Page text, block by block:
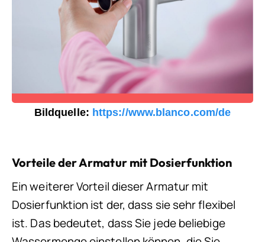
Bildquelle: https://www.blanco.com/de
Vorteile der Armatur mit Dosierfunktion
Ein weiterer Vorteil dieser Armatur mit
Dosierfunktion ist der, dass sie sehr flexibel
ist. Das bedeutet, dass Sie jede beliebige